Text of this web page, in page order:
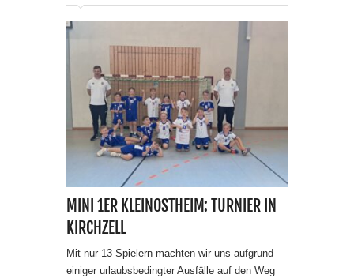
MINI 1ER KLEINOSTHEIM: TURNIER IN
KIRCHZELL
Mit nur 13 Spielern machten wir uns aufgrund
einiger urlaubsbedingter Ausfälle auf den Weg